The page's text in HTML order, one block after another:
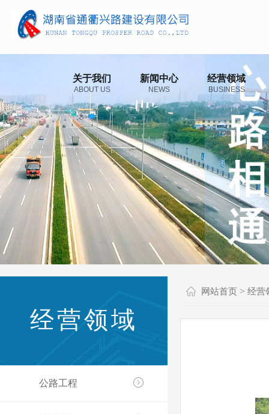
关于我们
ABOUT US
新闻中心
NEWS
经营领域
BUSINESS
经营领域
公路工程
网站首页 > 经营